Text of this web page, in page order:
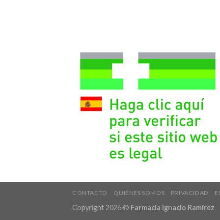
CONTACTO QUIÉNES SOMOS PRIVACIDAD
Copyright 2026 © Farmacia Ignacio Ramírez